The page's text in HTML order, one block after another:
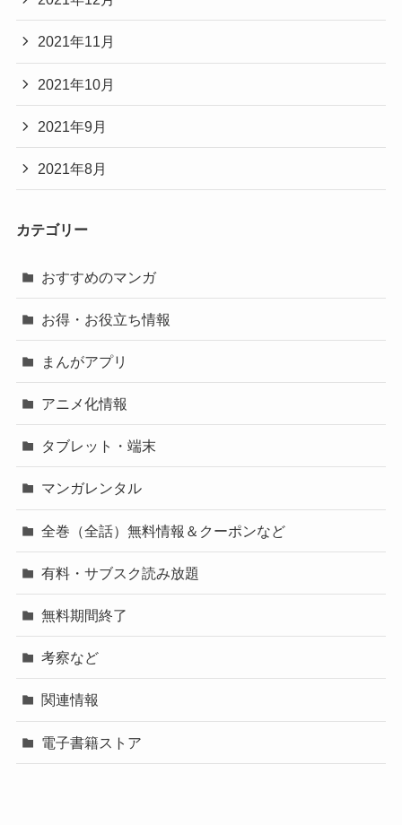
2021年11月
2021年10月
2021年9月
2021年8月
カテゴリー
おすすめのマンガ
お得・お役立ち情報
まんがアプリ
アニメ化情報
タブレット・端末
マンガレンタル
全巻（全話）無料情報＆クーポンなど
有料・サブスク読み放題
無料期間終了
考察など
関連情報
電子書籍ストア